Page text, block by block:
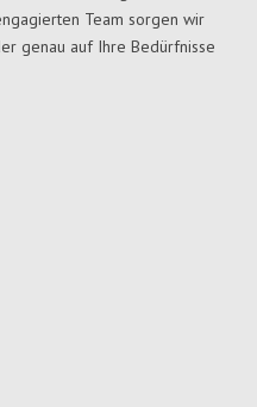
Team sorgen wir
genau auf Ihre Bedürfnisse